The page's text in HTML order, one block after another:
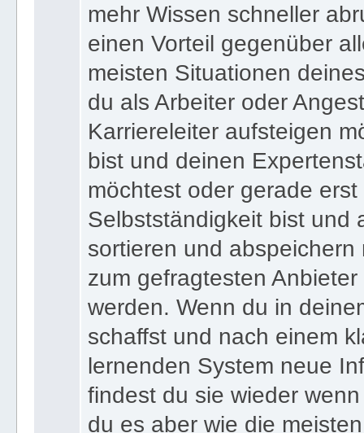
mehr Wissen schneller
einen Vorteil gegenüber
meisten Situationen
du als Arbeiter oder
Karriereleiter aufsteigen
bist und deinen
möchtest oder gerade
Selbstständigkeit bist und
sortieren und
zum gefragtesten
werden. Wenn du in
schaffst und nach einem
lernenden System neue
findest du sie wieder
du es aber wie die